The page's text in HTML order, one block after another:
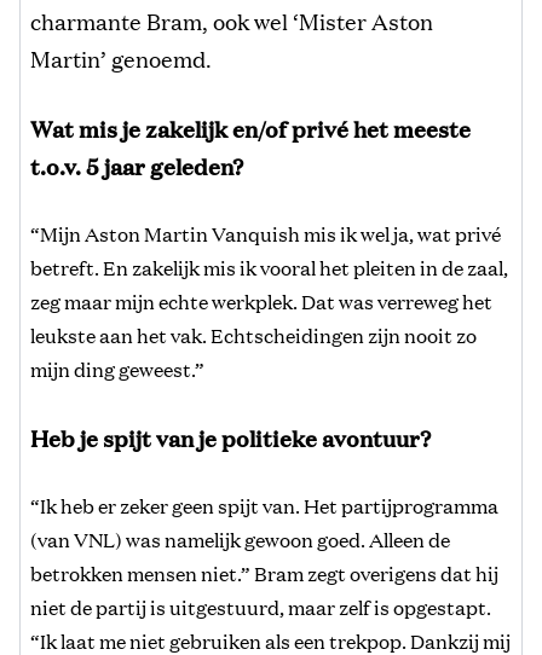
charmante Bram, ook wel ‘Mister Aston
Martin’ genoemd.
Wat mis je zakelijk en/of privé het meeste
t.o.v. 5 jaar geleden?
“Mijn Aston Martin Vanquish mis ik wel ja, wat privé
betreft. En zakelijk mis ik vooral het pleiten in de zaal,
zeg maar mijn echte werkplek. Dat was verreweg het
leukste aan het vak. Echtscheidingen zijn nooit zo
mijn ding geweest.”
Heb je spijt van je politieke avontuur?
“Ik heb er zeker geen spijt van. Het partijprogramma
(van VNL) was namelijk gewoon goed. Alleen de
betrokken mensen niet.” Bram zegt overigens dat hij
niet de partij is uitgestuurd, maar zelf is opgestapt.
“Ik laat me niet gebruiken als een trekpop. Dankzij mij